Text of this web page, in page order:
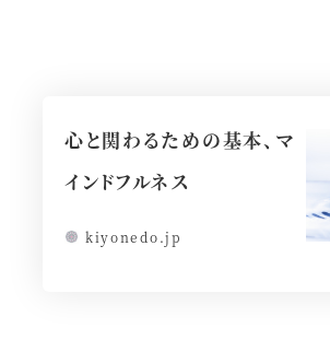
心と関わるための基本、マ
インドフルネス
kiyonedo.jp